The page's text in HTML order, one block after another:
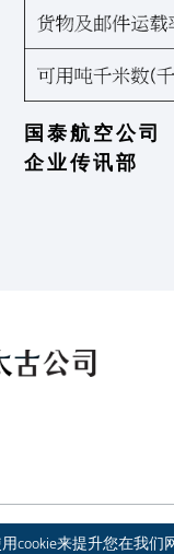
cookie来提升您在我们
国 泰 航 空 公 司
企 业 传 讯 部